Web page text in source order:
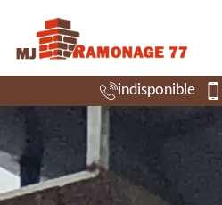
indisponible